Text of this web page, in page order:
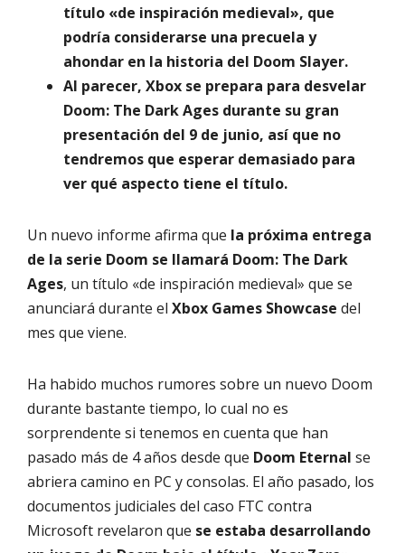
título «de inspiración medieval», que
podría considerarse una precuela y
ahondar en la historia del Doom Slayer.
Al parecer, Xbox se prepara para desvelar
Doom: The Dark Ages durante su gran
presentación del 9 de junio, así que no
tendremos que esperar demasiado para
ver qué aspecto tiene el título.
Un nuevo informe afirma que la próxima entrega
de la serie Doom se llamará Doom: The Dark
Ages, un título «de inspiración medieval» que se
anunciará durante el Xbox Games Showcase del
mes que viene.
Ha habido muchos rumores sobre un nuevo Doom
durante bastante tiempo, lo cual no es
sorprendente si tenemos en cuenta que han
pasado más de 4 años desde que Doom Eternal se
abriera camino en PC y consolas. El año pasado, los
documentos judiciales del caso FTC contra
Microsoft revelaron que se estaba desarrollando